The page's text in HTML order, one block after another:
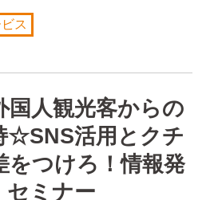
ス
国人観光客からの
☆SNS活用とクチ
をつけろ！情報発
セミナー